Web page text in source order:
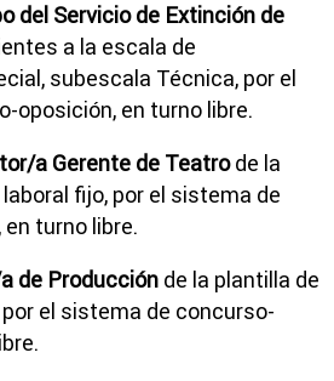
del Servicio de Extinción de
a la escala de
subescala Técnica, por el
oposición, en turno libre.
a Gerente de Teatrode la
fijo, por el sistema de
turno libre.
de Producción de la plantilla de
el sistema de concurso-